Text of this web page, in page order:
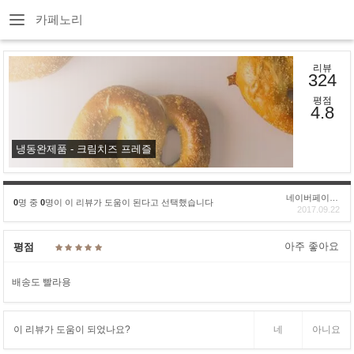
카페노리
냉동완제품 - 크림치즈 프레즐
리뷰
324
평점
4.8
0명 중 0명이 이 리뷰가 도움이 된다고 선택했습니다
2017.09.22
평점 아주 좋아요
배송도 빨라용
이 리뷰가 도움이 되었나요? 네 아니요